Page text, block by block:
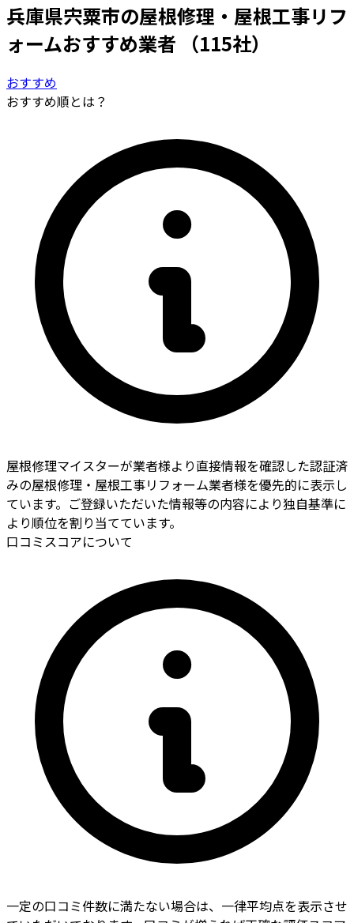
兵庫県宍粟市の屋根修理・屋根工事リフ
ォームおすすめ業者
（115社）
おすすめ
おすすめ順とは？
屋根修理マイスターが業者様より直接情報を確認した認証済
みの屋根修理・屋根工事リフォーム業者様を優先的に表示し
ています。ご登録いただいた情報等の内容により独自基準に
より順位を割り当てています。
口コミスコアについて
一定の口コミ件数に満たない場合は、一律平均点を表示させ